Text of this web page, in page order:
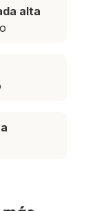
alta